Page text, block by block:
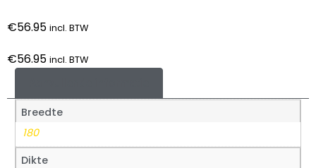
€56.95 incl. BTW
€56.95 incl. BTW
Breedte
180
Dikte